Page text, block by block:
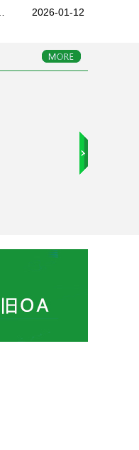
2026-01-12